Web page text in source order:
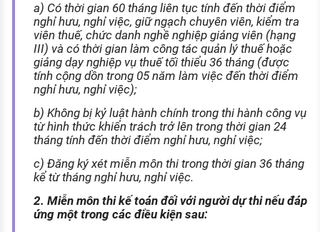
a) Có thời gian 60 tháng liên tục tính đến thời điểm
nghỉ hưu, nghỉ việc, giữ ngạch chuyên viên, kiểm tra
viên thuế, chức danh nghề nghiệp giảng viên (hạng
III) và có thời gian làm công tác quản lý thuế hoặc
giảng dạy nghiệp vụ thuế tối thiểu 36 tháng (được
tính cộng dồn trong 05 năm làm việc đến thời điểm
nghỉ hưu, nghỉ việc);
b) Không bị kỷ luật hành chính trong thi hành công vụ
từ hình thức khiển trách trở lên trong thời gian 24
tháng tính đến thời điểm nghỉ hưu, nghỉ việc;
c) Đăng ký xét miễn môn thi trong thời gian 36 tháng
kể từ tháng nghỉ hưu, nghỉ việc.
2. Miễn môn thi kế toán đối với người dự thi nếu đáp
ứng một trong các điều kiện sau: